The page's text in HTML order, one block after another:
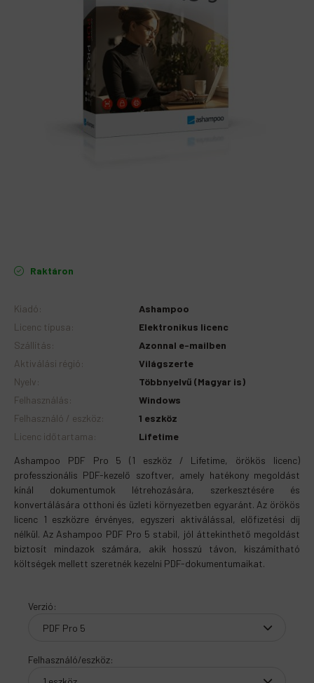
Raktáron
Kiadó:
Ashampoo
Licenc típusa:
Elektronikus licenc
Szállítás:
Azonnal e-mailben
Aktiválási régió:
Világszerte
Nyelv:
Többnyelvű (Magyar is)
Felhasználás:
Windows
Felhasználó / eszköz:
1 eszköz
Licenc időtartama:
Lifetime
Ashampoo PDF Pro 5 (1 eszköz / Lifetime, örökös licenc)
professzionális PDF-kezelő szoftver, amely hatékony megoldást
kínál dokumentumok létrehozására, szerkesztésére és
konvertálására otthoni és üzleti környezetben egyaránt. Az örökös
licenc 1 eszközre érvényes, egyszeri aktiválással, előfizetési díj
nélkül. Az Ashampoo PDF Pro 5 stabil, jól áttekinthető megoldást
biztosít mindazok számára, akik hosszú távon, kiszámítható
költségek mellett szeretnék kezelni PDF-dokumentumaikat.
Verzió:
Felhasználó/eszköz: